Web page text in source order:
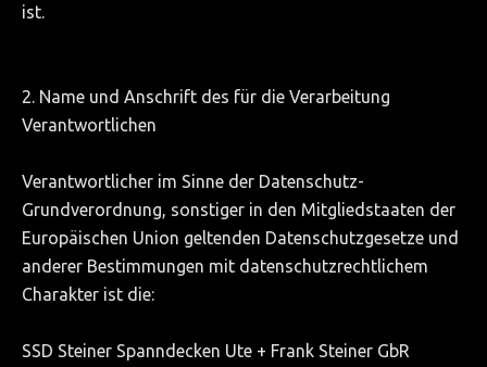
ist.
2. Name und Anschrift des für die Verarbeitung
Verantwortlichen
Verantwortlicher im Sinne der Datenschutz-
Grundverordnung, sonstiger in den Mitgliedstaaten der
Europäischen Union geltenden Datenschutzgesetze und
anderer Bestimmungen mit datenschutzrechtlichem
Charakter ist die:
SSD Steiner Spanndecken Ute + Frank Steiner GbR